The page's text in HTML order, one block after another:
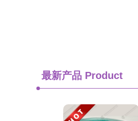
最新产品 Product